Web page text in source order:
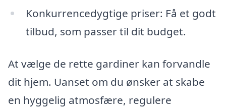
Konkurrencedygtige priser: Få et godt
tilbud, som passer til dit budget.
At vælge de rette gardiner kan forvandle
dit hjem. Uanset om du ønsker at skabe
en hyggelig atmosfære, regulere